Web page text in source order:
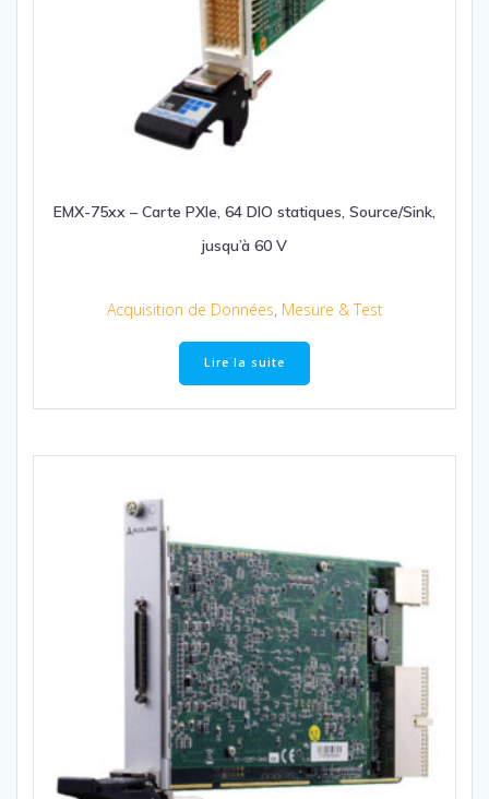
EMX-75xx – Carte PXIe, 64 DIO statiques, Source/Sink,
jusqu’à 60 V
Acquisition de Données, Mesure & Test
Lire la suite